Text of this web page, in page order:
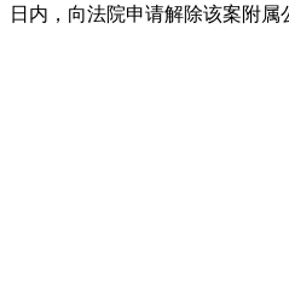
日内，向法院申请解除该案附属